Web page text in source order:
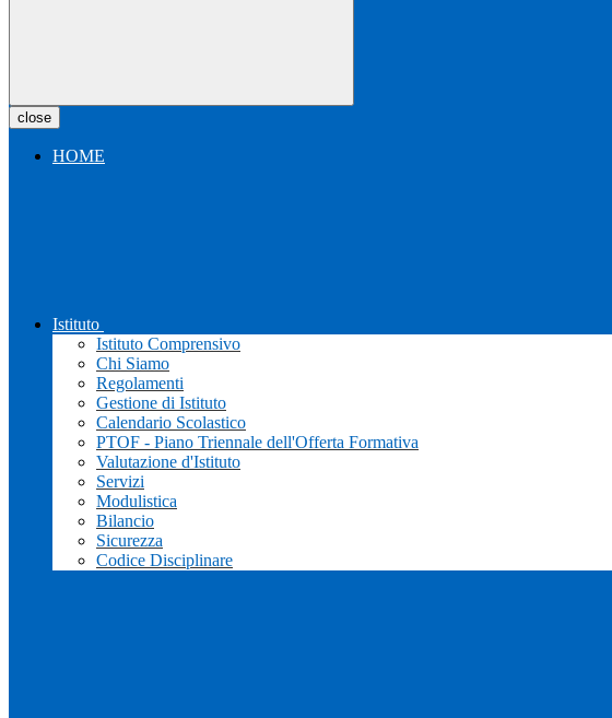
close
HOME
Istituto
Istituto Comprensivo
Chi Siamo
Regolamenti
Gestione di Istituto
Calendario Scolastico
PTOF - Piano Triennale dell'Offerta Formativa
Valutazione d'Istituto
Servizi
Modulistica
Bilancio
Sicurezza
Codice Disciplinare